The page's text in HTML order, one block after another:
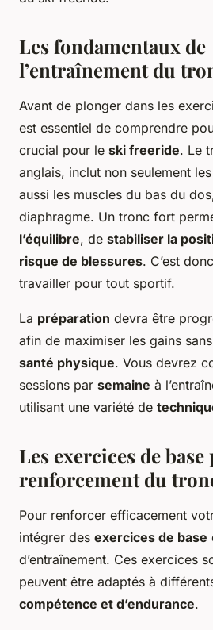
Les fondamentaux de
l’entraînement du
Avant de plonger dans les
est essentiel de comprendre
crucial pour le ski freeride. Le
anglais, inclut non seulement
aussi les muscles du bas du
diaphragme. Un tronc fort
l’équilibre, de stabiliser la
risque de blessures. C’est
travailler pour tout sportif.
La préparation devra être
afin de maximiser les gains
santé physique. Vous devrez
sessions par semaine à
utilisant une variété de
Les exercices de
renforcement du
Pour renforcer efficacement
intégrer des exercices de base
d’entraînement. Ces exercices
peuvent être adaptés à
compétence et d’endurance.